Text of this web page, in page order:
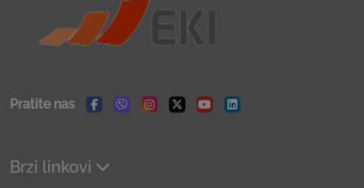
Pratite nas
Facebook
ViberInstagram
TwitterYoutubeLinkedin
Brzi linkovi